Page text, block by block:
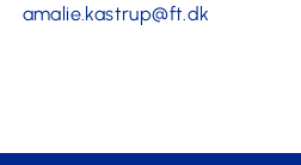
amalie.kastrup@ft.dk